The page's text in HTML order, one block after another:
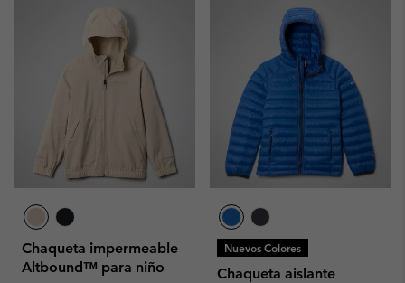
Chaqueta impermeable
Altbound™ para niño
Nuevos Colores
Chaqueta aislante